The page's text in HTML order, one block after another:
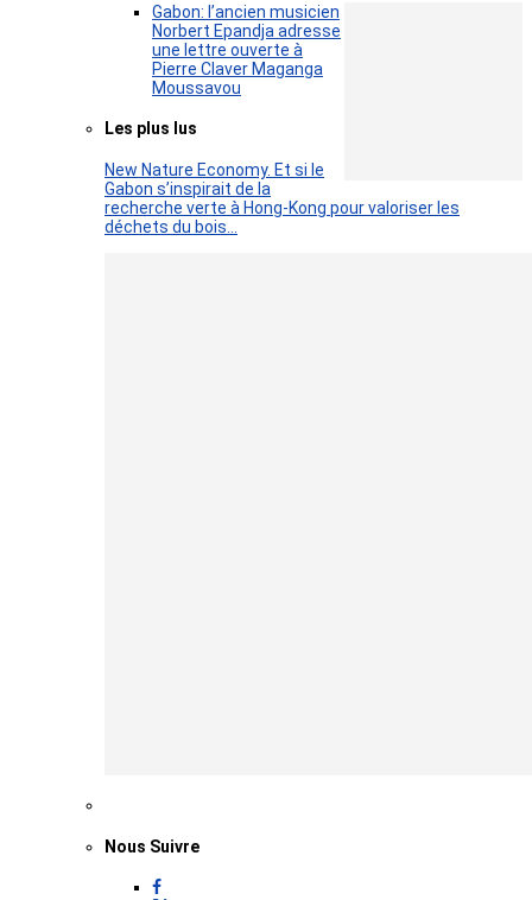
Gabon: l’ancien musicien
Norbert Epandja adresse
une lettre ouverte à
Pierre Claver Maganga
Moussavou
Les plus lus
New Nature Economy. Et si le
Gabon s’inspirait de la
recherche verte à Hong-Kong pour valoriser les
déchets du bois…
Nous Suivre